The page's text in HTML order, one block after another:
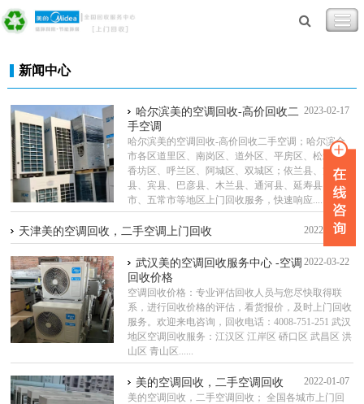
新闻中心
2023-02-17
哈尔滨美的空调回收-高价回收二
手空调
哈尔滨美的空调回收-高价回收二手空调；哈尔滨全
市各区道里区、南岗区、道外区、平房区、松北区、
香坊区、呼兰区、阿城区、双城区；依兰县、方正
县、宾县、巴彦县、木兰县、通河县、延寿县，尚志
市、五常市等地区上门回收服务，快速响应......
2022-03-22
天津美的空调回收，二手空调上门回收
2022-03-22
武汉美的空调回收服务中心 -空调
回收价格
空调回收价格：专业评估回收人员与您尽快取得联
系，进行回收价格的评估，看货报价，及时上门回收
服务。欢迎来电咨询，回收电话：4008-751-251 武汉
地区空调回收服务：江汉区 江岸区 硚口区 武昌区 洪
山区 青山区......
2022-01-07
美的空调回收，二手空调回收
美的空调回收，二手空调回收； 全国各城市上门回